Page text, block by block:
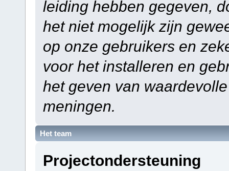
leiding hebben gegeven,
het niet mogelijk zijn
op onze gebruikers en
voor het installeren en
het geven van
meningen.
Het team
Projectondersteuning